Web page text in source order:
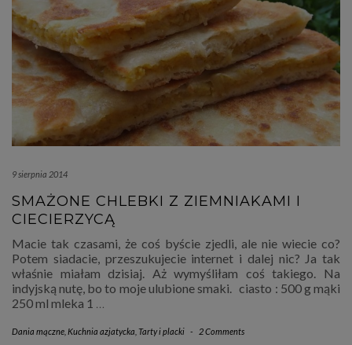
9 sierpnia 2014
SMAŻONE CHLEBKI Z ZIEMNIAKAMI I
CIECIERZYCĄ
Macie tak czasami, że coś byście zjedli, ale nie wiecie co?
Potem siadacie, przeszukujecie internet i dalej nic? Ja tak
właśnie miałam dzisiaj. Aż wymyśliłam coś takiego. Na
indyjską nutę, bo to moje ulubione smaki. ciasto : 500 g mąki
250 ml mleka 1 …
Dania mączne Kuchnia azjatycka Tarty i placki - 2 Comments